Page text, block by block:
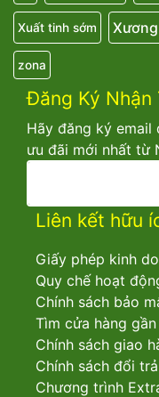
Xuất tinh sớm
zona
Đăng Ký Nhận
Hãy đăng ký email
ưu đãi mới nhất từ
Liên kết hữu
Giấy phép kinh
Quy chế hoạt
Chính sách bảo
Tìm cửa hàng
Chính sách giao
Chính sách đổi trả
Chương trình